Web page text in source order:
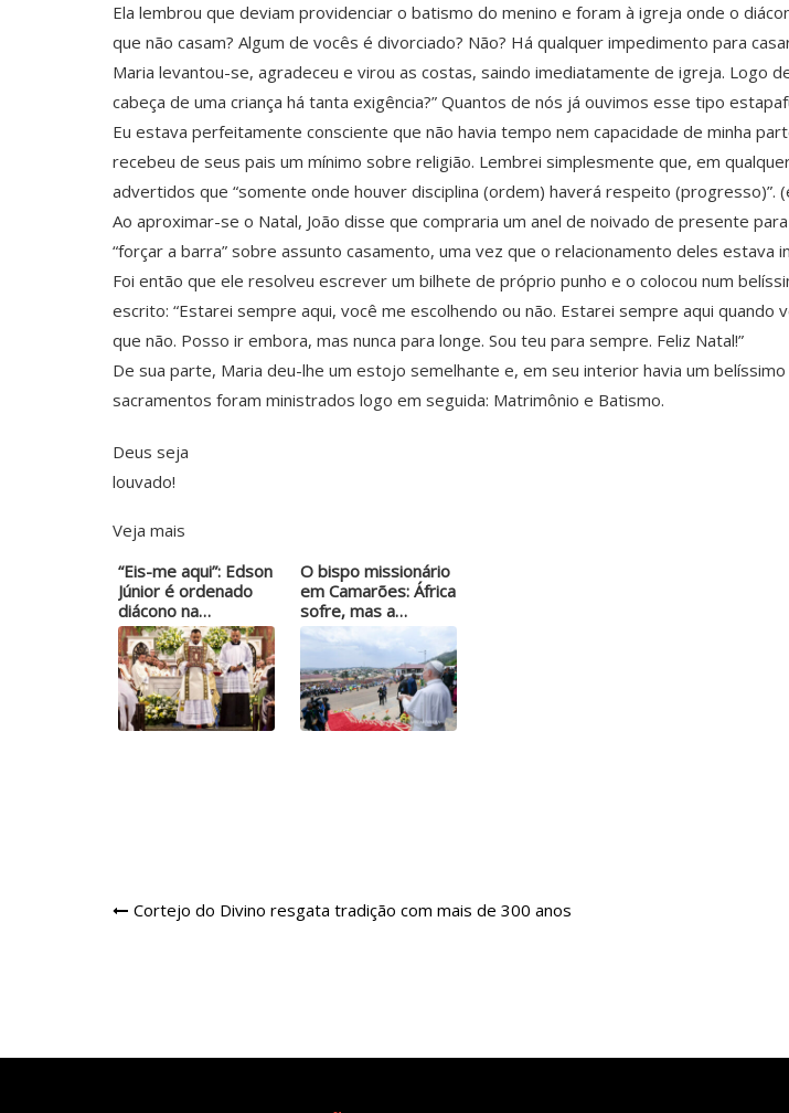
Ela lembrou que deviam providenciar o batismo do menino e foram à igreja onde o
que não casam? Algum de vocês é divorciado? Não? Há qualquer impedimento para
Maria levantou-se, agradeceu e virou as costas, saindo imediatamente de igreja. Logo
cabeça de uma criança há tanta exigência?” Quantos de nós já ouvimos esse tipo
Eu estava perfeitamente consciente que não havia tempo nem capacidade de minha
recebeu de seus pais um mínimo sobre religião. Lembrei simplesmente que, em
advertidos que “somente onde houver disciplina (ordem) haverá respeito (progresso)”.
Ao aproximar-se o Natal, João disse que compraria um anel de noivado de presente
“forçar a barra” sobre assunto casamento, uma vez que o relacionamento deles estava
Foi então que ele resolveu escrever um bilhete de próprio punho e o colocou num
escrito: “Estarei sempre aqui, você me escolhendo ou não. Estarei sempre aqui
que não. Posso ir embora, mas nunca para longe. Sou teu para sempre. Feliz Natal!”
De sua parte, Maria deu-lhe um estojo semelhante e, em seu interior havia um
sacramentos foram ministrados logo em seguida: Matrimônio e Batismo.
Deus seja
louvado!
Veja mais
“Eis-me aqui”: Edson
Júnior é ordenado
diácono na…
O bispo missionário
em Camarões: África
sofre, mas a…
Navegação
Cortejo do Divino resgata tradição com mais de 300 anos